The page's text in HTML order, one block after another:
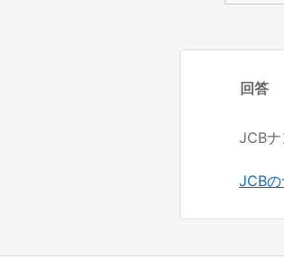
回答
JCBナ
JCB